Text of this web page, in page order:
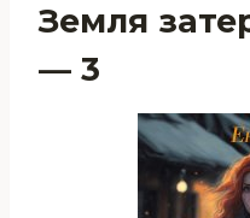
Земля
— 3